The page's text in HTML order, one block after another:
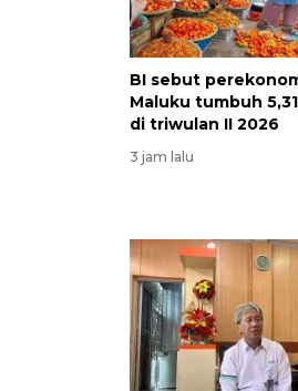
BI sebut
Maluku tumbuh
di triwulan II 2026
3 jam lalu